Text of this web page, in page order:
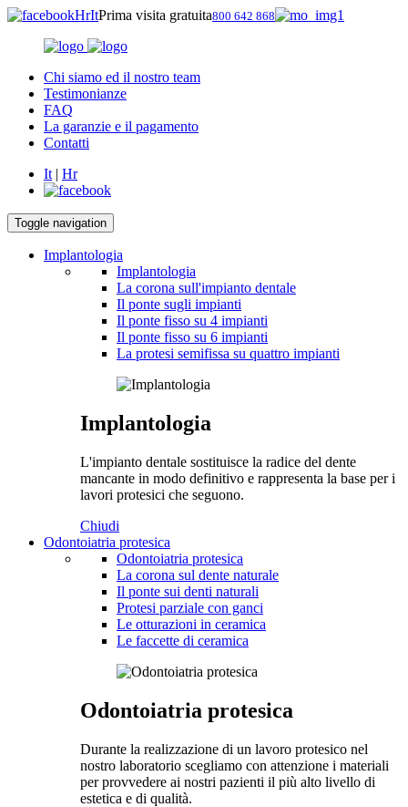
HrItPrima visita gratuita800 642 868
Chi siamo ed il nostro team
Testimonianze
FAQ
La garanzie e il pagamento
Contatti
It | Hr
Toggle navigation
Implantologia
Implantologia
La corona sull'impianto dentale
Il ponte sugli impianti
Il ponte fisso su 4 impianti
Il ponte fisso su 6 impianti
La protesi semifissa su quattro impianti
Implantologia
L'impianto dentale sostituisce la radice del dente
mancante in modo definitivo e rappresenta la base per i
lavori protesici che seguono.
Chiudi
Odontoiatria protesica
Odontoiatria protesica
La corona sul dente naturale
Il ponte sui denti naturali
Protesi parziale con ganci
Le otturazioni in ceramica
Le faccette di ceramica
Odontoiatria protesica
Durante la realizzazione di un lavoro protesico nel
nostro laboratorio scegliamo con attenzione i materiali
per provvedere ai nostri pazienti il più alto livello di
estetica e di qualità.